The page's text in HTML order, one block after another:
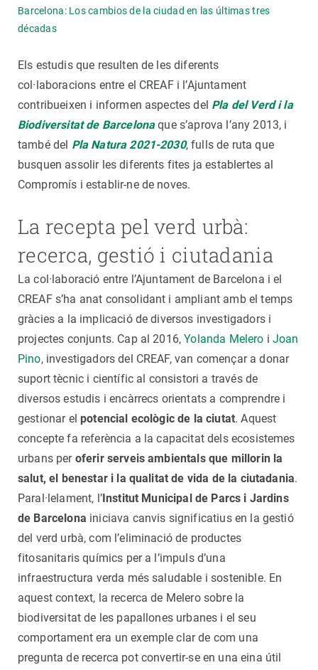
Barcelona: Los cambios de la ciudad en las últimas tres
décadas
Els estudis que resulten de les diferents
col·laboracions entre el CREAF i l’Ajuntament
contribueixen i informen aspectes del Pla del Verd i la
Biodiversitat de Barcelonaque s’aprova l’any 2013, i
també del Pla Natura 2021-2030, fulls de ruta que
busquen assolir les diferents fites ja establertes al
Compromís i establir-ne de noves.
La recepta pel verd urbà:
recerca, gestió i ciutadania
La col·laboració entre l’Ajuntament de Barcelona i el
CREAF s’ha anat consolidant i ampliant amb el temps
gràcies a la implicació de diversos investigadors i
projectes conjunts. Cap al 2016,Yolanda Melero iJoan
Pino, investigadors del CREAF, van començar a donar
suport tècnic i científic al consistori a través de
diversos estudis i encàrrecs orientats a comprendre i
gestionar elpotencial ecològic de la ciutat. Aquest
concepte fa referència a la capacitat dels ecosistemes
urbans per oferir serveis ambientals que millorin la
salut, el benestar i la qualitat de vida de la ciutadania.
Paral·lelament, l’Institut Municipal de Parcs i Jardins
de Barcelona iniciava canvis significatius en la gestió
del verd urbà, com l’eliminació de productes
fitosanitaris químics per a l’impuls d’una
infraestructura verda més saludable i sostenible. En
aquest context, la recerca de Melero sobre la
biodiversitat de les papallones urbanes i el seu
comportament era un exemple clar de com una
pregunta de recerca pot convertir-se en una eina útil